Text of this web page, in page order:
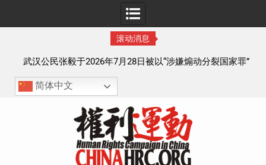
滚动消息
武汉公民张毅于2026年7月28日被以“涉嫌煽动分裂国家罪”
执行逮捕 目前羁押在拉萨市看守所
简体中文